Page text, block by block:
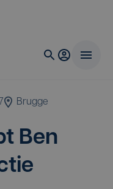
Brugge
Ben